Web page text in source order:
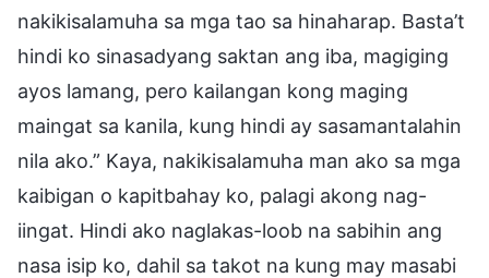
nakikisalamuha sa mga tao sa hinaharap. Basta’t
hindi ko sinasadyang saktan ang iba, magiging
ayos lamang, pero kailangan kong maging
maingat sa kanila, kung hindi ay sasamantalahin
nila ako.” Kaya, nakikisalamuha man ako sa mga
kaibigan o kapitbahay ko, palagi akong nag-
iingat. Hindi ako naglakas-loob na sabihin ang
nasa isip ko, dahil sa takot na kung may masabi